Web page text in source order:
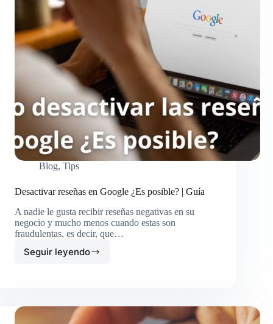
Blog,Tips
Desactivar reseñas en Google ¿Es posible? | Guía
A nadie le gusta recibir reseñas negativas en su
negocio y mucho menos cuando estas son
fraudulentas, es decir, que…
Seguir leyendo
Desactivar
posible?